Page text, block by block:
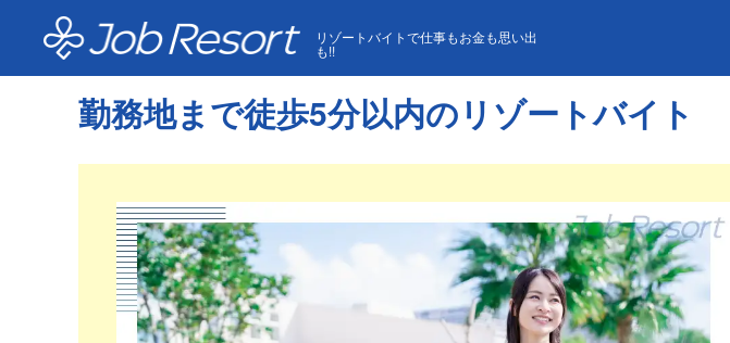
リゾートバイトで仕事もお金も思い出
も!!
HOME 勤務地まで徒歩5分以内のリゾートバイト
勤務地まで徒歩5分以内のリゾートバイト